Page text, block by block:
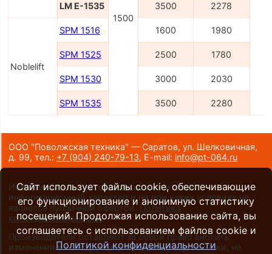
1500
LM E-1535 3500 2278
Noblelift
SPM 1516 1600 1980
SPM 1525 2500 1780
SPM 1530 3000 2030
SPM 1535 3500 2280
ООО "Поволжская техника" — Саратов, ул. Шелковичная,
д. 99,тел.: +7 (904) 240-79-13, E-mail: info@pt-064.ru
Информация на сайте носит исключительно
информационный характер и ни при каких условиях не
является публичной офертой. Политика
конфиденциальности.
Производители оставляют за собой право вносить
изменения в конструкцию и внешний вид техники, не
Сайт использует файлы cookie, обеспечивающие
его функционирование и анонимную статистику
посещений. Продолжая использование сайта, вы
соглашаетесь с использованием файлов cookie и
Политикой конфиденциальности